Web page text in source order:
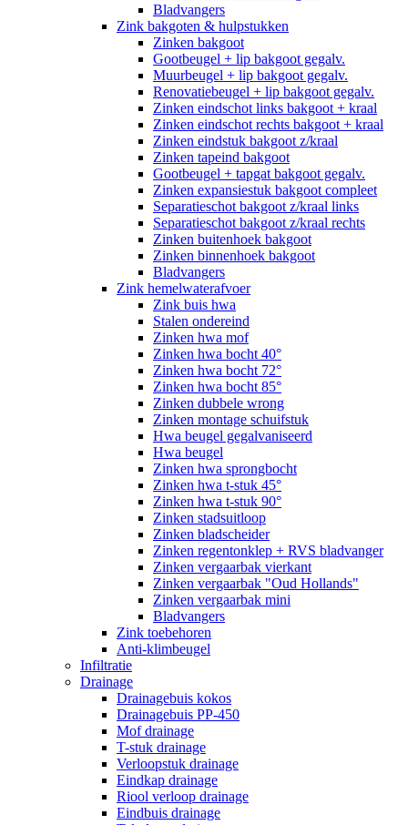
Bladvangers
Zink bakgoten & hulpstukken
Zinken bakgoot
Gootbeugel + lip bakgoot gegalv.
Muurbeugel + lip bakgoot gegalv.
Renovatiebeugel + lip bakgoot gegalv.
Zinken eindschot links bakgoot + kraal
Zinken eindschot rechts bakgoot + kraal
Zinken eindstuk bakgoot z/kraal
Zinken tapeind bakgoot
Gootbeugel + tapgat bakgoot gegalv.
Zinken expansiestuk bakgoot compleet
Separatieschot bakgoot z/kraal links
Separatieschot bakgoot z/kraal rechts
Zinken buitenhoek bakgoot
Zinken binnenhoek bakgoot
Bladvangers
Zink hemelwaterafvoer
Zink buis hwa
Stalen ondereind
Zinken hwa mof
Zinken hwa bocht 40°
Zinken hwa bocht 72°
Zinken hwa bocht 85°
Zinken dubbele wrong
Zinken montage schuifstuk
Hwa beugel gegalvaniseerd
Hwa beugel
Zinken hwa sprongbocht
Zinken hwa t-stuk 45°
Zinken hwa t-stuk 90°
Zinken stadsuitloop
Zinken bladscheider
Zinken regentonklep + RVS bladvanger
Zinken vergaarbak vierkant
Zinken vergaarbak "Oud Hollands"
Zinken vergaarbak mini
Bladvangers
Zink toebehoren
Anti-klimbeugel
Infiltratie
Drainage
Drainagebuis kokos
Drainagebuis PP-450
Mof drainage
T-stuk drainage
Verloopstuk drainage
Eindkap drainage
Riool verloop drainage
Eindbuis drainage